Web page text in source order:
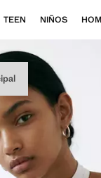
TEEN NIÑOS